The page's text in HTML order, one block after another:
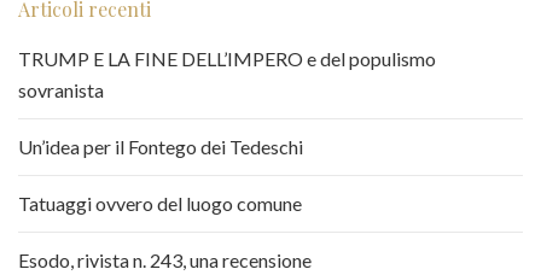
Articoli recenti
TRUMP E LA FINE DELL’IMPERO e del populismo
sovranista
Un’idea per il Fontego dei Tedeschi
Tatuaggi ovvero del luogo comune
Esodo, rivista n. 243, una recensione